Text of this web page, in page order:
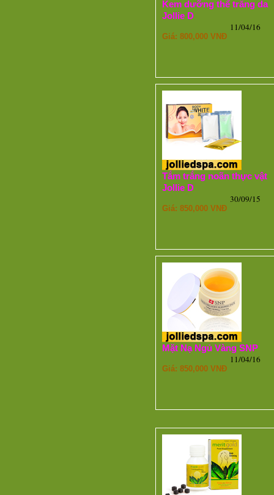
Kem dưỡng thể trắng da
Jollie D
Giá: 800,000 VNĐ
11/04/16
Tắm trắng noãn thực vật
Jollie D
Giá: 850,000 VNĐ
30/09/15
Mặt Nạ Ngủ Vàng SNP
Giá: 850,000 VNĐ
11/04/16